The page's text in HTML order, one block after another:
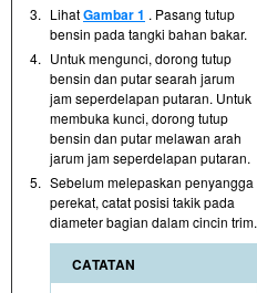
3. LihatGambar 1 . Pasang tutup
bensin pada tangki bahan bakar.
4. Untuk mengunci, dorong tutup
bensin dan putar searah jarum
jam seperdelapan putaran. Untuk
membuka kunci, dorong tutup
bensin dan putar melawan arah
jarum jam seperdelapan putaran.
5. Sebelum melepaskan penyangga
perekat, catat posisi takik pada
diameter bagian dalam cincin trim.
CATATAN